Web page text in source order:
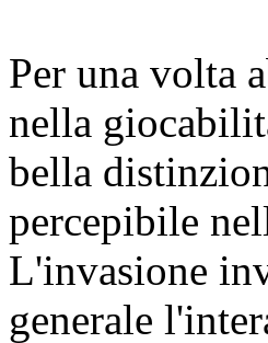
Per una volta
nella
bella
percepibile
L'invasione
generale